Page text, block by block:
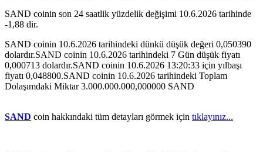
SAND coinin son 24 saatlik yüzdelik değişimi 10.6.2026 tarihinde
-1,88 dir.
SAND coinin 10.6.2026 tarihindeki dünkü düşük değeri 0,050390
dolardır.SAND coinin 10.6.2026 tarihindeki 7 Gün düşük fiyatı
0,000713 dolardır.SAND coinin 10.6.2026 13:20:33 için yılbaşı
fiyatı 0,048800.SAND coinin 10.6.2026 tarihindeki Toplam
Dolaşımdaki Miktar 3.000.000.000,000000 SAND
SAND coin hakkındaki tüm detayları görmek için tıklayınız...